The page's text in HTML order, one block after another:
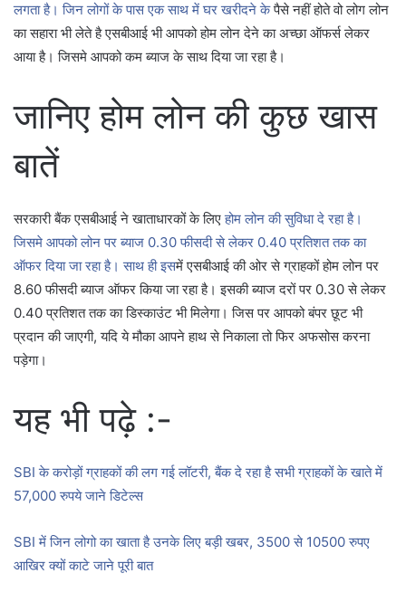
लगता है। जिन लोगों के पास एक साथ में घर खरीदने केपैसे नहीं होते वो लोग लोन
का सहारा भी लेते है एसबीआई भी आपको होम लोन देने का अच्छा ऑफर्स लेकर
आया है। जिसमे आपको कम ब्याज के साथ दिया जा रहा है।
जानिए होम लोन की कुछ खास
बातें
सरकारी बैंक एसबीआई ने खाताधारकों के लिएहोम लोन की सुविधा दे रहा है।
जिसमे आपको लोन पर ब्याज 0.30 फीसदी से लेकर 0.40 प्रतिशत तक का
ऑफर दिया जा रहा है। साथ ही इसमें एसबीआई की ओर से ग्राहकों होम लोन पर
8.60 फीसदी ब्याज ऑफर किया जा रहा है। इसकी ब्याज दरों पर 0.30 से लेकर
0.40 प्रतिशत तक का डिस्काउंट भी मिलेगा। जिस पर आपको बंपर छूट भी
प्रदान की जाएगी, यदि ये मौका आपने हाथ से निकाला तो फिर अफसोस करना
पड़ेगा।
यह भी पढ़े :-
SBI के करोड़ों ग्राहकों की लग गई लॉटरी, बैंक दे रहा है सभी ग्राहकों के खाते में
57,000 रुपये जाने डिटेल्स
SBI में जिन लोगो का खाता है उनके लिए बड़ी खबर, 3500 से 10500 रुपए
आखिर क्यों काटे जाने पूरी बात